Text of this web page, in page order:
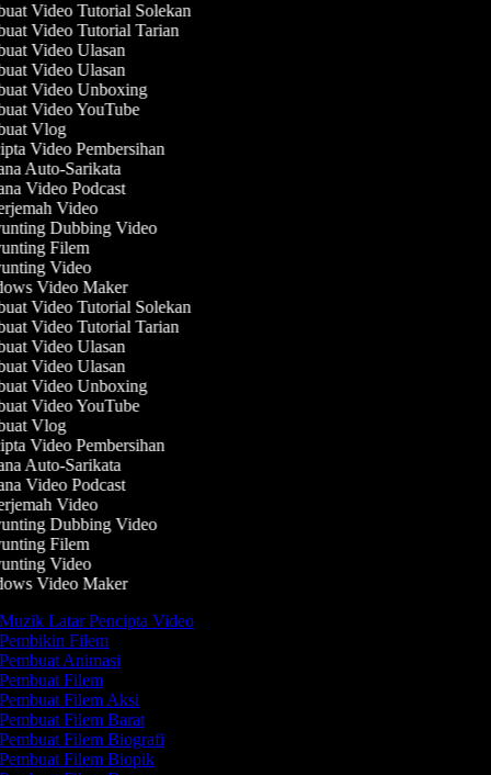
Video Tutorial Solekan
Video Tutorial Tarian
Video Ulasan
Video Ulasan
Video Unboxing
Video YouTube
Vlog
Video Pembersihan
Auto-Sarikata
Video Podcast
Video
Dubbing Video
Filem
Video
Video Maker
Video Tutorial Solekan
Video Tutorial Tarian
Video Ulasan
Video Ulasan
Video Unboxing
Video YouTube
Vlog
Video Pembersihan
Auto-Sarikata
Video Podcast
Video
Dubbing Video
Filem
Video
Video Maker
Latar Pencipta Video
Filem
Animasi
Filem
Filem Aksi
Filem Barat
Filem Biografi
Filem Biopik